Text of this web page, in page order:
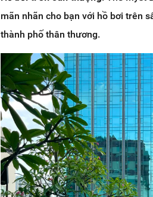
mãn nhãn cho bạn với hồ bơi trên
thành phố thân thương.